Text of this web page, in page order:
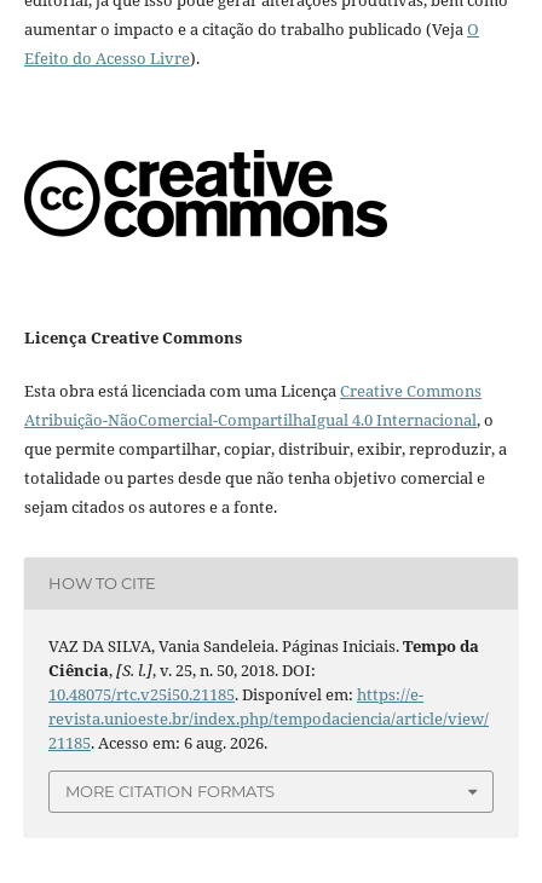
aumentar o impacto e a citação do trabalho publicado (VejaO
Efeito do Acesso Livre).
Licença Creative Commons
Esta obra está licenciada com uma LicençaCreative Commons
Atribuição-NãoComercial-CompartilhaIgual 4.0 Internacional, o
que permite compartilhar, copiar, distribuir, exibir, reproduzir, a
totalidade ou partes desde que não tenha objetivo comercial e
sejam citados os autores e a fonte.
HOW TO CITE
VAZ DA SILVA, Vania Sandeleia. Páginas Iniciais.Tempo da
Ciência,[S. l.], v. 25, n. 50, 2018. DOI:
10.48075/rtc.v25i50.21185. Disponível em: https://e-
revista.unioeste.br/index.php/tempodaciencia/article/view/
21185. Acesso em: 6 aug. 2026.
MORE CITATION FORMATS